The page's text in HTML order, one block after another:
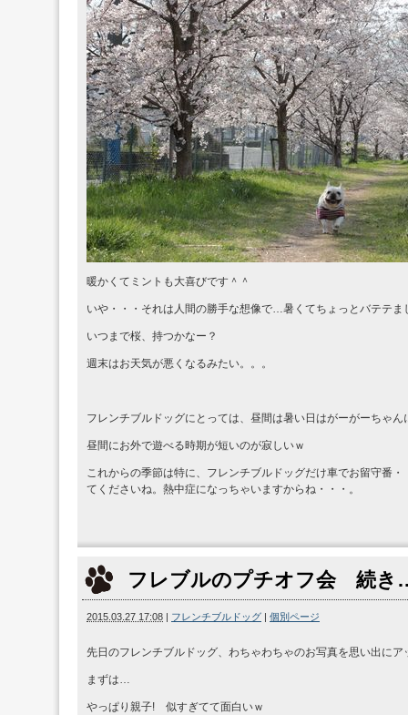
暖かくてミントも大喜びです＾＾
いや・・・それは人間の勝手な想像で…暑くてちょっとバテテま
いつまで桜、持つかなー？
週末はお天気が悪くなるみたい。。。
フレンチブルドッグにとっては、昼間は暑い日はがーがーちゃ
昼間にお外で遊べる時期が短いのが寂しいｗ
これからの季節は特に、フレンチブルドッグだけ車でお留守番
てくださいね。熱中症になっちゃいますからね・・・。
フレブルのプチオフ会 続
2015.03.27 17:08 | フレンチブルドッグ | 個別ページ
先日のフレンチブルドッグ、わちゃわちゃのお写真を思い出に
まずは…
やっぱり親子! 似すぎてて面白いｗ